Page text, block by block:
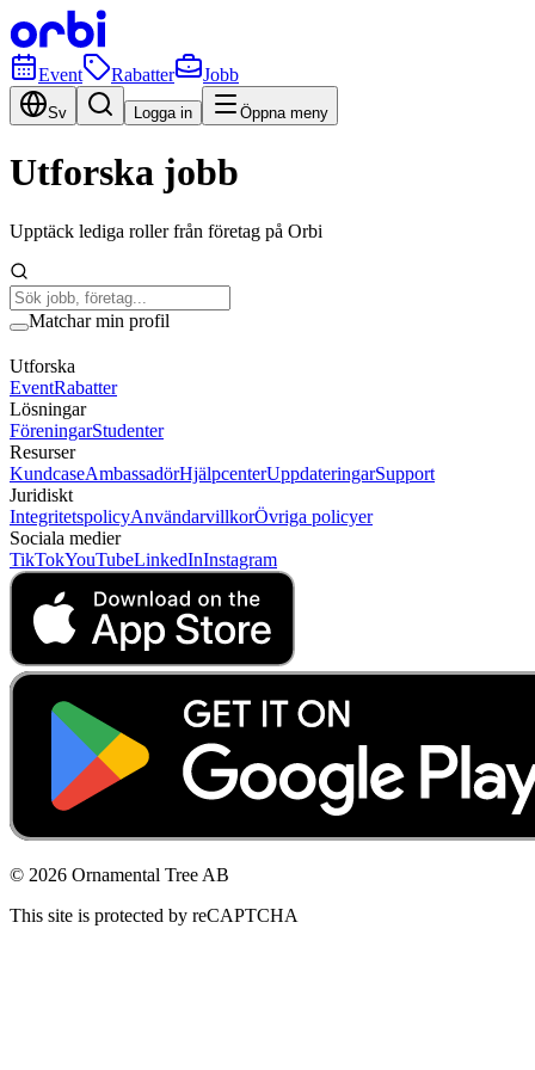
Event Rabatter Jobb
Sv Logga in Öppna meny
Utforska jobb
Upptäck lediga roller från företag på Orbi
Matchar min profil
Utforska
EventRabatter
Lösningar
FöreningarStudenter
Resurser
KundcaseAmbassadörHjälpcenterUppdateringarSupport
Juridiskt
IntegritetspolicyAnvändarvillkorÖvriga policyer
Sociala medier
TikTokYouTubeLinkedInInstagram
© 2026 Ornamental Tree AB
This site is protected by reCAPTCHA